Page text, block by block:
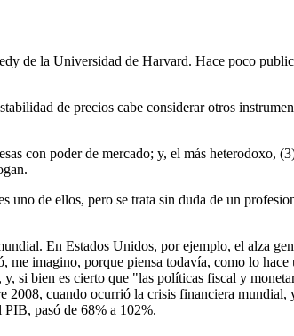
de la Universidad de Harvard. Hace poco
de precios cabe considerar otros
con poder de mercado; y, el más heterodoxo,
de ellos, pero se trata sin duda de un
En Estados Unidos, por ejemplo, el alza
me imagino, porque piensa todavía, como lo
si bien es cierto que "las políticas fiscal y
2008, cuando ocurrió la crisis financiera
pasó de 68% a 102%.